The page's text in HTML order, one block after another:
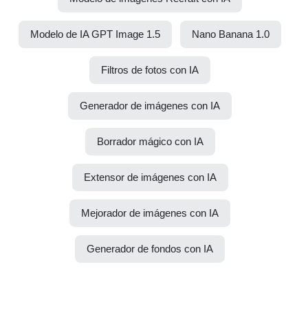
Modelo de IA GPT Image 1.5 Nano Banana 1.0
Filtros de fotos con IA
Generador de imágenes con IA
Borrador mágico con IA
Extensor de imágenes con IA
Mejorador de imágenes con IA
Generador de fondos con IA